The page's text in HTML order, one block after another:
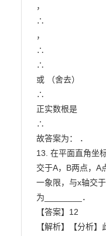
，
∴
，
∴
∴
或 （舍去）
∴
正实数根是
∴
故答案为： ．
13. 在平面直角坐
交于A，B两点，A
一象限，与x轴交
为________．
【答案】12
【解析】【分析